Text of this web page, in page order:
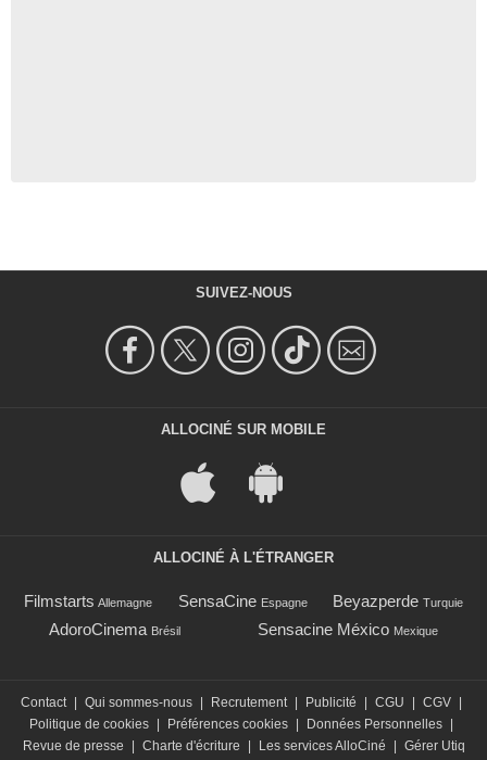
SUIVEZ-NOUS
ALLOCINÉ SUR MOBILE
ALLOCINÉ À L'ÉTRANGER
Filmstarts Allemagne SensaCine Espagne Beyazperde Turquie
AdoroCinema Brésil Sensacine México Mexique
Contact | Qui sommes-nous | Recrutement | Publicité | CGU | CGV |
Politique de cookies | Préférences cookies | Données Personnelles |
Revue de presse
| Charte d'écriture | Les services AlloCiné | Gérer Utiq